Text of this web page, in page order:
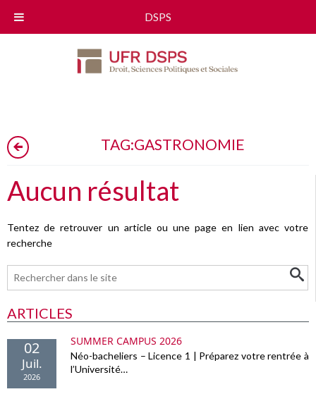
TAG:GASTRONOMIE
Aucun résultat
Tentez de retrouver un article ou une page en lien avec votre
recherche
ARTICLES
02
Juil.
2026
SUMMER CAMPUS 2026
Néo-bacheliers – Licence 1 | Préparez votre rentrée à
l’Université…
DSPS